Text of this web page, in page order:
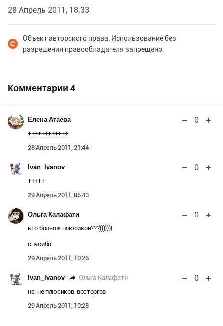
28 Апрель 2011, 18:33
Объект авторского права. Использование без
разрешения правообладателя запрещено.
Комментарии 4
Елена Атаева 0
++++++++++++
28 Апрель 2011, 21:44
Ivan_Ivanov 0
+++++
29 Апрель 2011, 06:43
Ольга Калафати 0
кто больше плюсиков???)))))))
спасибо
29 Апрель 2011, 10:26
Ivan_Ivanov Ольга Калафати 0
не. не плюсиков. восторгов
29 Апрель 2011, 10:28